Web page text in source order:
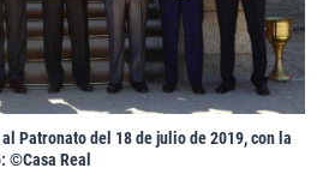
Patronato del 18 de julio de 2019, con la
©Casa Rea